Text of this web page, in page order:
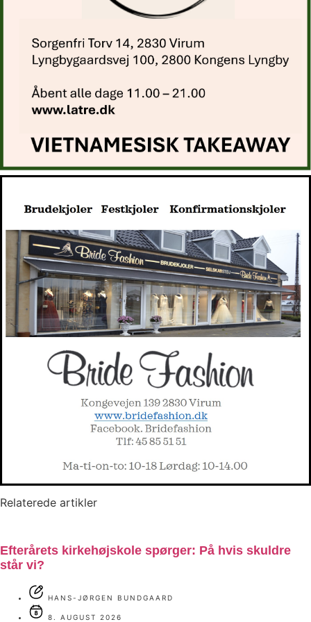
Relaterede artikler
Efterårets kirkehøjskole spørger: På hvis skuldre
står vi?
HANS-JØRGEN BUNDGAARD
8. AUGUST 2026